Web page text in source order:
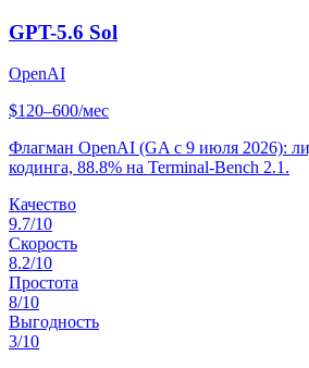
GPT-5.6 Sol
OpenAI
$120–600/мес
Флагман OpenAI (GA с 9 июля 2026):
кодинга, 88.8% на Terminal-Bench 2.1.
Качество
9.7/10
Скорость
8.2/10
Простота
8/10
Выгодность
3/10